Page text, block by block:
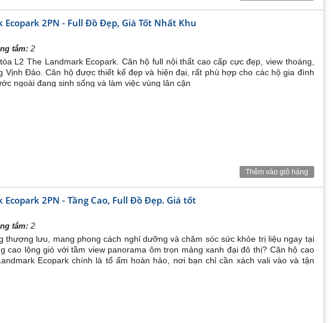
Ecopark 2PN - Full Đồ Đẹp, Giá Tốt Nhất Khu
tắm:2
L2 The Landmark Ecopark. Căn hộ full nội thất cao cấp cực đẹp, view thoáng,
Vịnh Đảo. Căn hộ được thiết kế đẹp và hiện đại, rất phù hợp cho các hộ gia đình
ngoài đang sinh sống và làm việc vùng lân cận
Thêm vào giỏ hàng
2PN - Tầng Cao, Full Đồ Đẹp. Giá tốt
tắm:2
thượng lưu, mang phong cách nghỉ dưỡng và chăm sóc sức khỏe trị liệu ngay tại
cao lộng gió với tầm view panorama ôm trọn mảng xanh đại đô thị? Căn hộ cao
Ecopark chính là tổ ấm hoàn hảo, nơi bạn chỉ cần xách vali vào và tận